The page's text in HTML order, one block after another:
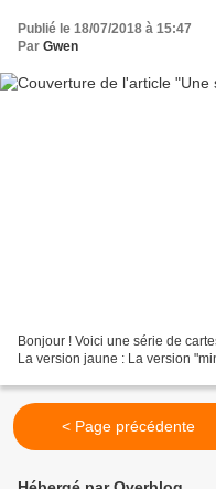
Publié le 18/07/2018 à 15:47
Par Gwen
Bonjour ! Voici une série de
La version jaune : La version
< Page précédente